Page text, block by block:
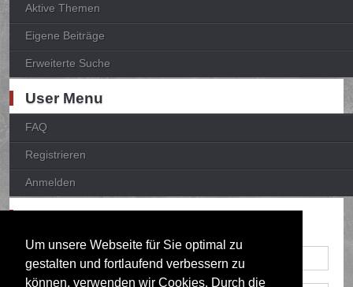
Um unsere Webseite für Sie optimal zu
gestalten und fortlaufend verbessern zu
können, verwenden wir Cookies. Durch die
Aktive Themen
Eigene Beiträge
Erweiterte Suche
User Menu
FAQ
Registrieren
Anmelden